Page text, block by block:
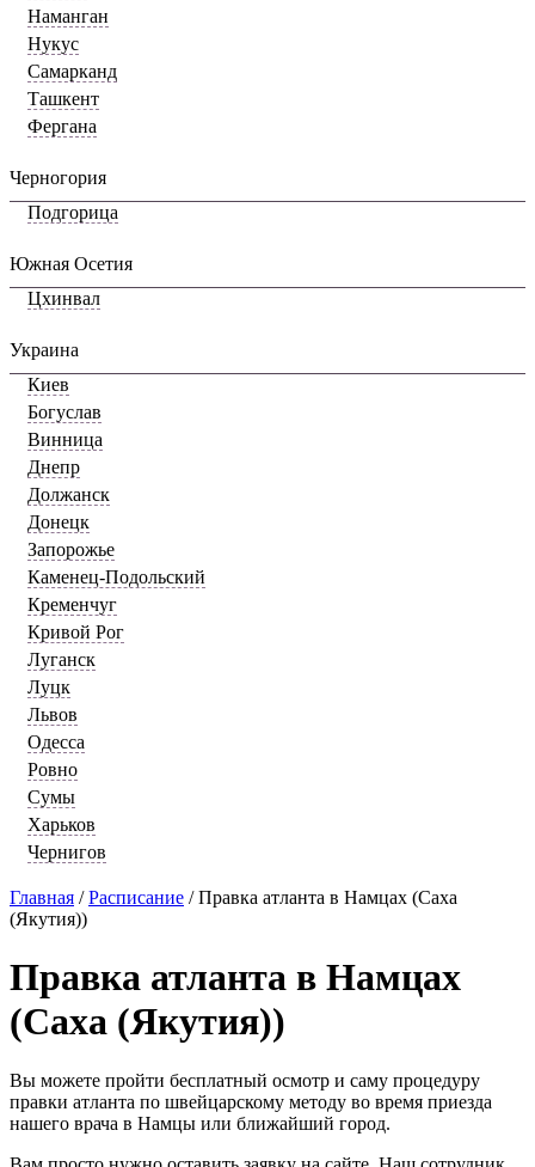
Наманган
Нукус
Самарканд
Ташкент
Фергана
Черногория
Подгорица
Южная Осетия
Цхинвал
Украина
Киев
Богуслав
Винница
Днепр
Должанск
Донецк
Запорожье
Каменец-Подольский
Кременчуг
Кривой Рог
Луганск
Луцк
Львов
Одесса
Ровно
Сумы
Харьков
Чернигов
Главная /Расписание /Правка атланта в Намцах (Саха
(Якутия))
Правка атланта в Намцах
(Саха (Якутия))
Вы можете пройти бесплатный осмотр и саму процедуру
правки атланта по швейцарскому методу во время приезда
нашего врача в Намцы или ближайший город.